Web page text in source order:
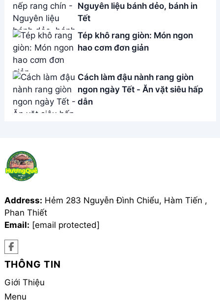
Nguyên liệu bánh dẻo, bánh in
Tết
Tép khô rang giòn: Món ngon
hao cơm đơn giản
Cách làm đậu nành rang giòn
ngon ngày Tết - Ăn vặt siêu hấp
dẫn
Address: Hẻm 283 Nguyễn Đình Chiểu, Hàm Tiến ,
Phan Thiết
Email: [email protected]
THÔNG TIN
Giới Thiệu
Menu